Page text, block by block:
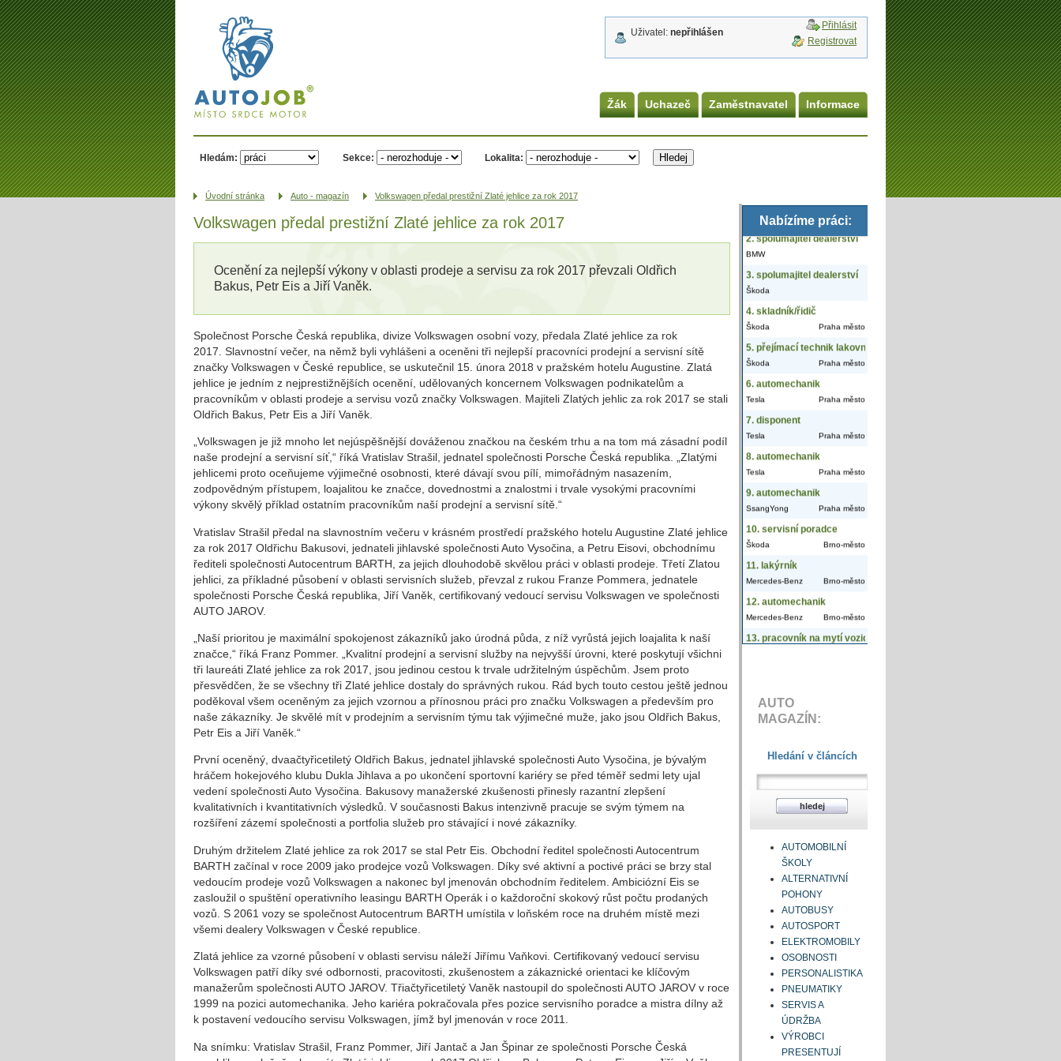
AUTOJOB.cz -
místo srdce
motor
Hledám: Sekce: Lokalita:
Úvodní­ stránka Auto - magazín Volkswagen předal prestižní Zlaté jehlice za rok 2017
Volkswagen předal prestižní Zlaté jehlice za rok 2017
Ocenění za nejlepší výkony v oblasti prodeje a servisu za rok 2017 převzali Oldřich
Bakus, Petr Eis a Jiří Vaněk.
Společnost Porsche Česká republika, divize Volkswagen osobní vozy, předala Zlaté jehlice za rok
2017. Slavnostní večer, na němž byli vyhlášeni a oceněni tři nejlepší pracovníci prodejní a servisní sítě
značky Volkswagen v České republice, se uskutečnil 15. února 2018 v pražském hotelu Augustine. Zlatá
jehlice je jedním z nejprestižnějších ocenění, udělovaných koncernem Volkswagen podnikatelům a
pracovníkům v oblasti prodeje a servisu vozů značky Volkswagen. Majiteli Zlatých jehlic za rok 2017 se stali
Oldřich Bakus, Petr Eis a Jiří Vaněk.
„Volkswagen je již mnoho let nejúspěšnější dováženou značkou na českém trhu a na tom má zásadní podíl
naše prodejní a servisní síť,“ říká Vratislav Strašil, jednatel společnosti Porsche Česká republika. „Zlatými
jehlicemi proto oceňujeme výjimečné osobnosti, které dávají svou pílí, mimořádným nasazením,
zodpovědným přístupem, loajalitou ke značce, dovednostmi a znalostmi i trvale vysokými pracovními
výkony skvělý příklad ostatním pracovníkům naší prodejní a servisní sítě.“
Vratislav Strašil předal na slavnostním večeru v krásném prostředí pražského hotelu Augustine Zlaté jehlice
za rok 2017 Oldřichu Bakusovi, jednateli jihlavské společnosti Auto Vysočina, a Petru Eisovi, obchodnímu
řediteli společnosti Autocentrum BARTH, za jejich dlouhodobě skvělou práci v oblasti prodeje. Třetí Zlatou
jehlici, za příkladné působení v oblasti servisních služeb, převzal z rukou Franze Pommera, jednatele
společnosti Porsche Česká republika, Jiří Vaněk, certifikovaný vedoucí servisu Volkswagen ve společnosti
AUTO JAROV.
„Naší prioritou je maximální spokojenost zákazníků jako úrodná půda, z níž vyrůstá jejich loajalita k naší
značce,“ říká Franz Pommer. „Kvalitní prodejní a servisní služby na nejvyšší úrovni, které poskytují všichni
tři laureáti Zlaté jehlice za rok 2017, jsou jedinou cestou k trvale udržitelným úspěchům. Jsem proto
přesvědčen, že se všechny tři Zlaté jehlice dostaly do správných rukou. Rád bych touto cestou ještě jednou
poděkoval všem oceněným za jejich vzornou a přínosnou práci pro značku Volkswagen a především pro
naše zákazníky. Je skvělé mít v prodejním a servisním týmu tak výjimečné muže, jako jsou Oldřich Bakus,
Petr Eis a Jiří Vaněk.“
První oceněný, dvaačtyřicetiletý Oldřich Bakus, jednatel jihlavské společnosti Auto Vysočina, je bývalým
hráčem hokejového klubu Dukla Jihlava a po ukončení sportovní kariéry se před téměř sedmi lety ujal
vedení společnosti Auto Vysočina. Bakusovy manažerské zkušenosti přinesly razantní zlepšení
kvalitativních i kvantitativních výsledků. V současnosti Bakus intenzivně pracuje se svým týmem na
rozšíření zázemí společnosti a portfolia služeb pro stávající i nové zákazníky.
Druhým držitelem Zlaté jehlice za rok 2017 se stal Petr Eis. Obchodní ředitel společnosti Autocentrum
BARTH začínal v roce 2009 jako prodejce vozů Volkswagen. Díky své aktivní a poctivé práci se brzy stal
vedoucím prodeje vozů Volkswagen a nakonec byl jmenován obchodním ředitelem. Ambiciózní Eis se
zasloužil o spuštění operativního leasingu BARTH Operák i o každoroční skokový růst počtu prodaných
vozů. S 2061 vozy se společnost Autocentrum BARTH umístila v loňském roce na druhém místě mezi
všemi dealery Volkswagen v České republice.
Zlatá jehlice za vzorné působení v oblasti servisu náleží Jiřímu Vaňkovi. Certifikovaný vedoucí servisu
Volkswagen patří díky své odbornosti, pracovitosti, zkušenostem a zákaznické orientaci ke klíčovým
manažerům společnosti AUTO JAROV. Třiačtyřicetiletý Vaněk nastoupil do společnosti AUTO JAROV v roce
1999 na pozici automechanika. Jeho kariéra pokračovala přes pozice servisního poradce a mistra dílny až
k postavení vedoucího servisu Volkswagen, jímž byl jmenován v roce 2011.
Na snímku: Vratislav Strašil, Franz Pommer, Jiří Jantač a Jan Špinar ze společnosti Porsche Česká
AUTO
MAGAZÍN:
Hledání v článcích
AUTOMOBILNÍ
ŠKOLY
ALTERNATIVNÍ
POHONY
AUTOBUSY
AUTOSPORT
ELEKTROMOBILY
OSOBNOSTI
PERSONALISTIKA
PNEUMATIKY
SERVIS A
ÚDRŽBA
VÝROBCI
PRESENTUJÍ
Žák Uchazeč Zaměstnavatel Informace
Uživatel: nepřihlášen
Přihlásit
Registrovat